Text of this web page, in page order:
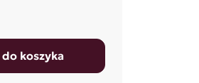
koszyka